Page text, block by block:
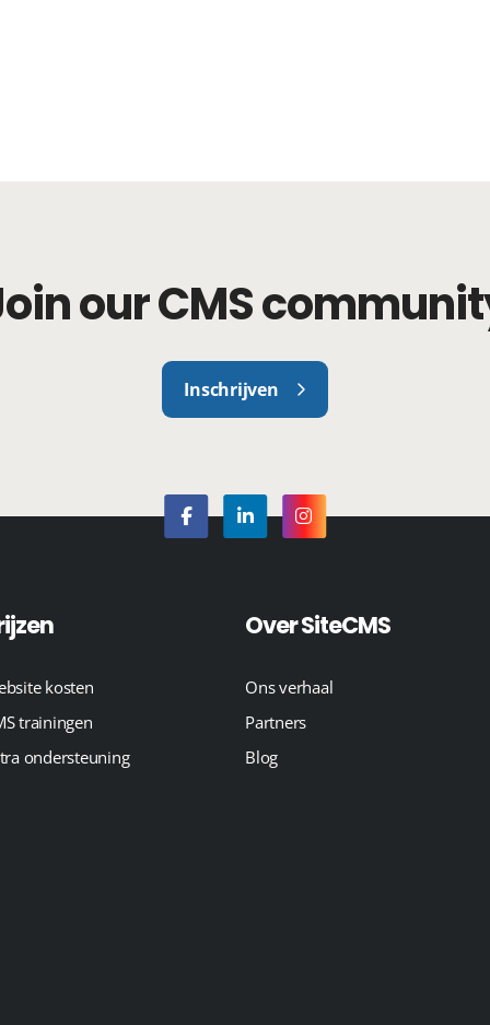
our CMS
Inschrijven
kosten
trainingen
ondersteuning
Over SiteCMS
Ons verhaal
Partners
Blog